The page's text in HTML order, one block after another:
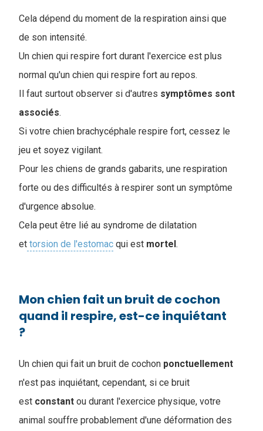
Cela dépend du moment de la respiration ainsi que
de son intensité.
Un chien qui respire fort durant l'exercice est plus
normal qu'un chien qui respire fort au repos.
Il faut surtout observer si d'autres symptômes sont
associés.
Si votre chien brachycéphale respire fort, cessez le
jeu et soyez vigilant.
Pour les chiens de grands gabarits, une respiration
forte ou des difficultés à respirer sont un symptôme
d'urgence absolue.
Cela peut être lié au syndrome de dilatation
et torsion de l'estomac qui est mortel .
Mon chien fait un bruit de cochon
quand il respire, est-ce inquiétant
?
Un chien qui fait un bruit de cochon ponctuellement
n'est pas inquiétant, cependant, si ce bruit
est constant ou durant l'exercice physique, votre
animal souffre probablement d'une déformation des